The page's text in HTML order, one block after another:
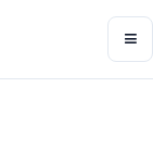
≡